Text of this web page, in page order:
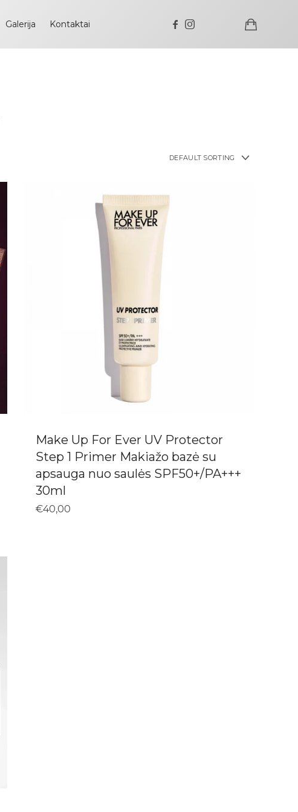
Galerija Kontaktai
Make Up For Ever UV Protector
Step 1 Primer Makiažo bazė su
apsauga nuo saulės SPF50+/PA+++
30ml
€40,00